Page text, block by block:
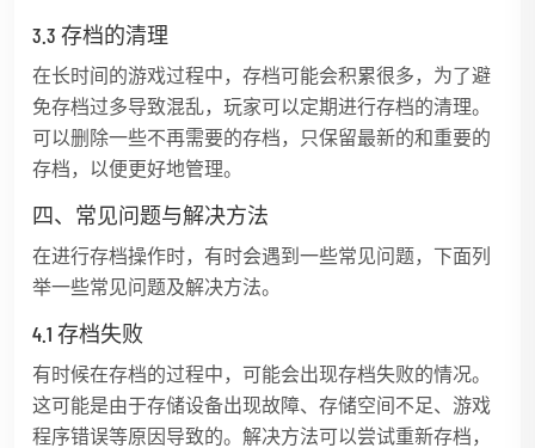
3.3 存档的清理
在长时间的游戏过程中，存档可能会积累很多，为了避
免存档过多导致混乱，玩家可以定期进行存档的清理。
可以删除一些不再需要的存档，只保留最新的和重要的
存档，以便更好地管理。
四、常见问题与解决方法
在进行存档操作时，有时会遇到一些常见问题，下面列
举一些常见问题及解决方法。
4.1 存档失败
有时候在存档的过程中，可能会出现存档失败的情况。
这可能是由于存储设备出现故障、存储空间不足、游戏
程序错误等原因导致的。解决方法可以尝试重新存档，